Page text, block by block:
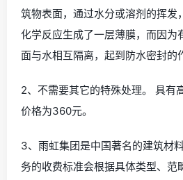
筑物表面，通过水分或溶剂的挥发
化学反应生成了一层薄膜，而因为
面与水相互隔离，起到防水密封的
2、不需要其它的特殊处理。 具有
价格为360元。
3、雨虹集团是中国著名的建筑材
务的收费标准会根据具体类型、范